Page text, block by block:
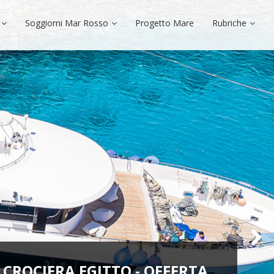
Soggiorni Mar Rosso Progetto Mare Rubriche